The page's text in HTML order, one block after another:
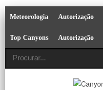
Meteorologia Autorização
Top Canyons Autorização